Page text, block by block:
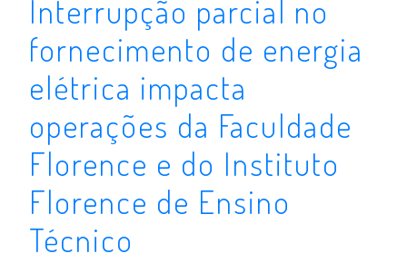
Interrupção parcial no
fornecimento de energia
elétrica impacta
operações da Faculdade
Florence e do Instituto
Florence de Ensino
Técnico